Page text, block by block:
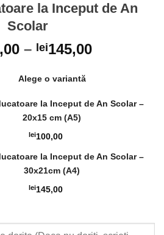
la Inceput de An
Scolar
– lei145,00
Alege o variantă
la Inceput de An Scolar –
20x15 cm (A5)
lei100,00
la Inceput de An Scolar –
30x21cm (A4)
lei145,00